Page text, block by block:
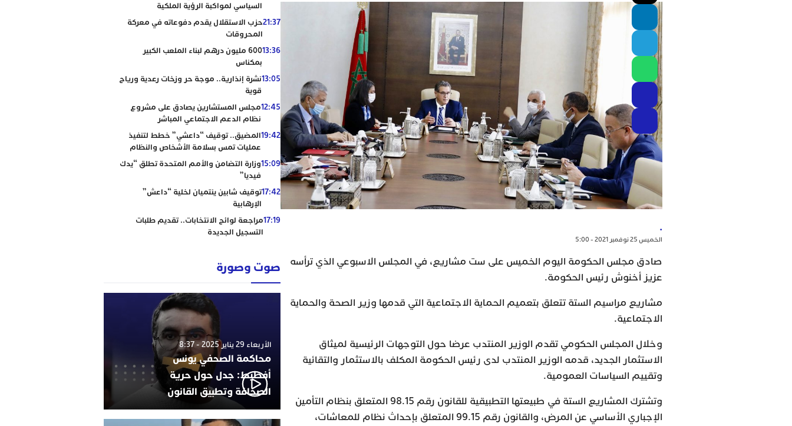
.
الخميس 25 نوفمبر 2021 - 5:00
صادق مجلس الحكومة اليوم الخميس على ست مشاريع، في المجلس الاسبوعي الذي ترأسه
عزيز أخنوش رئيس الحكومة.
مشاريع مراسيم الستة تتعلق بتعميم الحماية الاجتماعية التي قدمها وزير الصحة والحماية
الاجتماعية.
وخلال المجلس الحكومي تقدم الوزير المنتدب عرضا حول التوجهات الرئيسية لميثاق
الاستثمار الجديد، قدمه الوزير المنتدب لدى رئيس الحكومة المكلف بالاستثمار والتقائية
وتقييم السياسات العمومية.
وتشترك المشاريع الستة في طبيعتها التطبيقية للقانون رقم 98.15 المتعلق بنظام التأمين
الإجباري الأساسي عن المرض، والقانون رقم 99.15 المتعلق بإحداث نظام للمعاشات،
السياسي لمواكبة الرؤية الملكية
21:37حزب الاستقلال يقدم دفوعاته في معركة
المحروقات
13:36
600 مليون درهم لبناء الملعب الكبير
بمكناس
13:05نشرة إنذارية.. موجة حر وزخات رعدية ورياح
قوية
12:45مجلس المستشارين يصادق على مشروع
نظام الدعم الاجتماعي المباشر
19:42المضيق.. توقيف “داعشي” خطط لتنفيذ
عمليات تمس بسلامة الأشخاص والنظام
15:09وزارة التضامن والأمم المتحدة تطلق “يدك
فيديا”
17:42توقيف شابين ينتميان لخلية “داعش”
الإرهابية
17:19مراجعة لوائح الانتخابات.. تقديم طلبات
التسجيل الجديدة
صوت وصورة
الأربعاء 29 يناير 2025 - 8:37
محاكمة الصحفي يونس
أفطيط: جدل حول حرية
الصحافة وتطبيق القانون